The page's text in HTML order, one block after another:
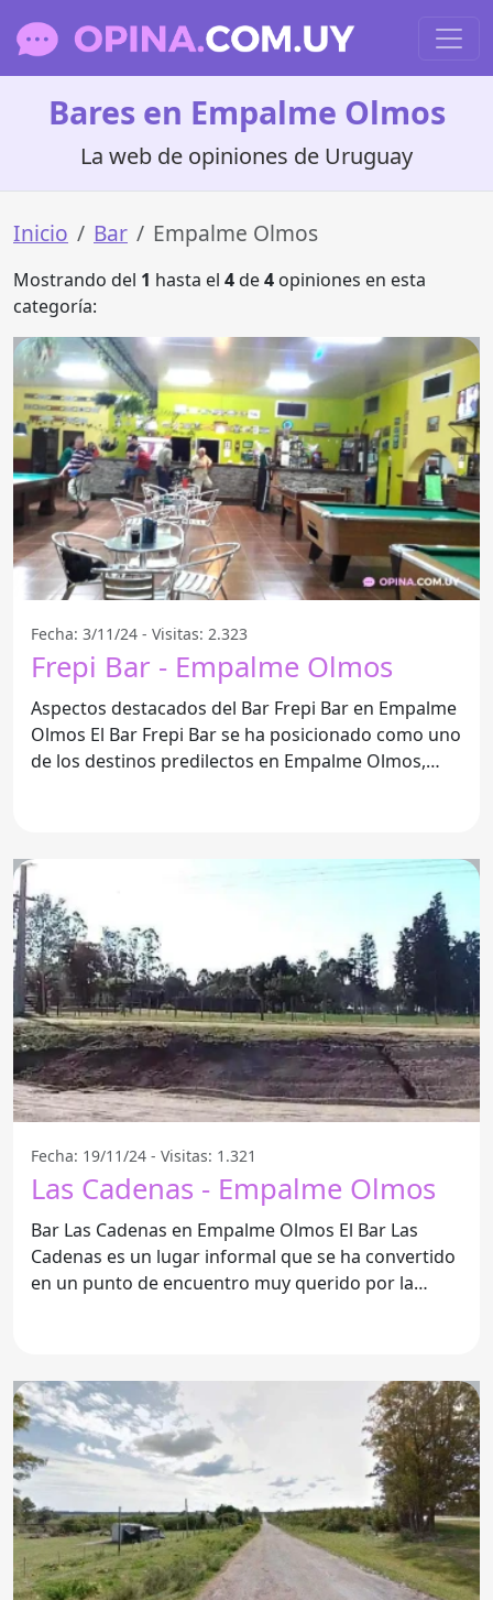
Bares en Empalme Olmos
La web de opiniones de Uruguay
Inicio Bar Empalme Olmos
Mostrando del 1 hasta el 4de4 opiniones en esta
categoría:
Fecha: 3/11/24 - Visitas: 2.323
Frepi Bar - Empalme Olmos
Aspectos destacados del Bar Frepi Bar en Empalme
Olmos El Bar Frepi Bar se ha posicionado como uno
de los destinos predilectos en Empalme Olmos,
Fecha: 19/11/24 - Visitas: 1.321
Las Cadenas - Empalme Olmos
Bar Las Cadenas en Empalme Olmos El Bar Las
Cadenas es un lugar informal que se ha convertido
en un punto de encuentro muy querido por la